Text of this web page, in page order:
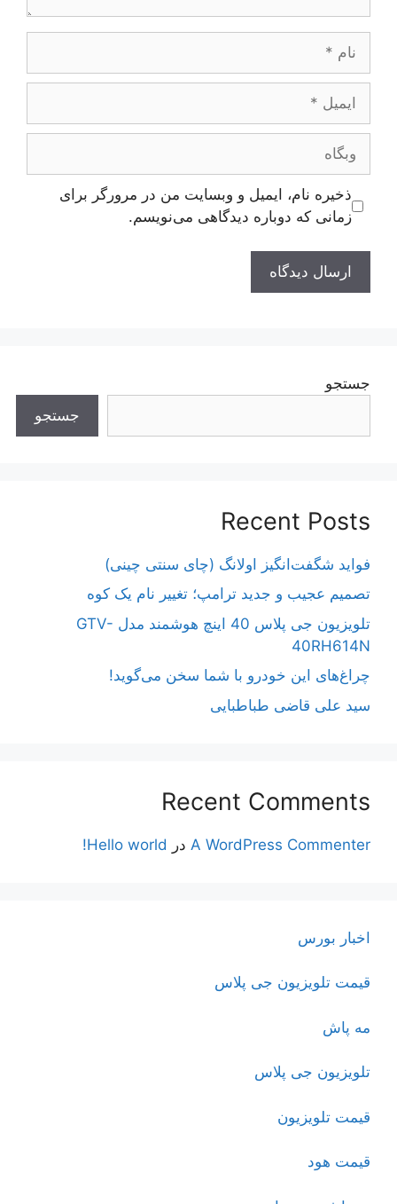
ایمیل
وبگاه
ذخیره نام، ایمیل و وبسایت من در مرورگر برای
زمانی که دوباره دیدگاهی می‌نویسم.
جستجو
جستجو
Recent Posts
فواید شگفت‌انگیز اولانگ (چای سنتی چینی)
تصمیم عجیب و جدید ترامپ؛ تغییر نام یک کوه
تلویزیون جی پلاس 40 اینچ هوشمند مدل GTV-
40RH614N
چراغ‌های این خودرو با شما سخن می‌گوید!
سید علی قاضی طباطبایی
Recent Comments
A WordPress Commenter در Hello world!
اخبار بورس
قیمت تلویزیون جی پلاس
مه پاش
تلویزیون جی پلاس
قیمت تلویزیون
قیمت هود